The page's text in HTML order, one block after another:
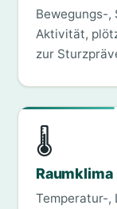
Bewegungs-,
Aktivität,
zur
🌡️
Raumklima
Temperatur-